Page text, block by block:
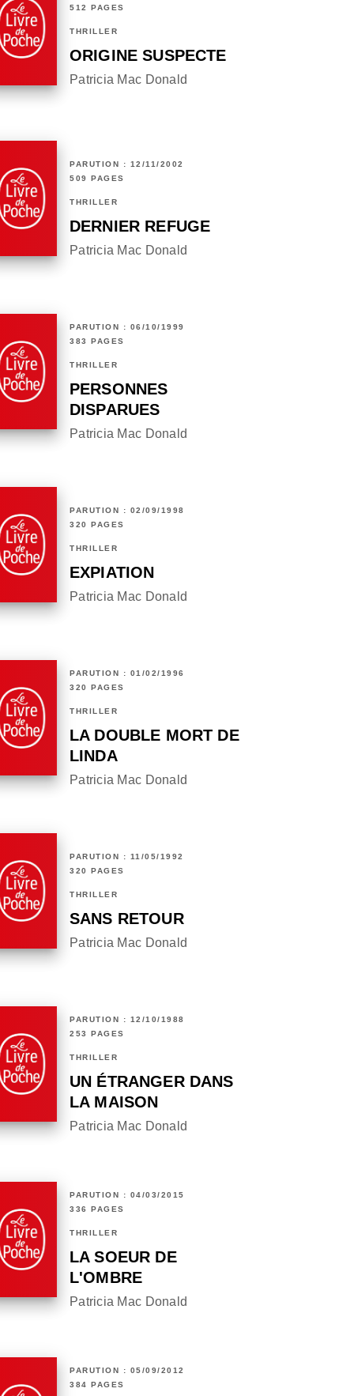
512 PAGES
THRILLER
ORIGINE SUSPECTE
Patricia Mac Donald
PARUTION : 12/11/2002
509 PAGES
THRILLER
DERNIER REFUGE
Patricia Mac Donald
PARUTION : 06/10/1999
383 PAGES
THRILLER
PERSONNES
DISPARUES
Patricia Mac Donald
PARUTION : 02/09/1998
320 PAGES
THRILLER
EXPIATION
Patricia Mac Donald
PARUTION : 01/02/1996
320 PAGES
THRILLER
LA DOUBLE MORT DE
LINDA
Patricia Mac Donald
PARUTION : 11/05/1992
320 PAGES
THRILLER
SANS RETOUR
Patricia Mac Donald
PARUTION : 12/10/1988
253 PAGES
THRILLER
UN ÉTRANGER DANS
LA MAISON
Patricia Mac Donald
PARUTION : 04/03/2015
336 PAGES
THRILLER
LA SOEUR DE
L'OMBRE
Patricia Mac Donald
PARUTION : 05/09/2012
384 PAGES